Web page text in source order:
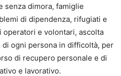
senza dimora, famiglie
di dipendenza, rifugiati e
e volontari, ascolta
ogni persona in difficoltà, per
di recupero personale e di
e lavorativo.